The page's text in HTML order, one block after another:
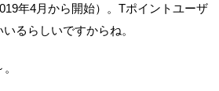
年4月から開始）。Tポイントユーザ
るらしいですからね。